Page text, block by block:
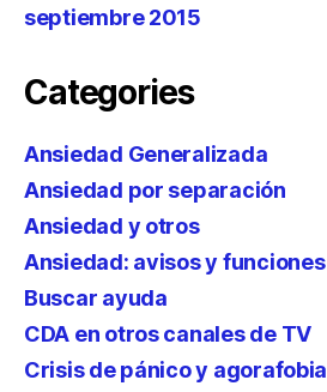
septiembre 2015
Categories
Ansiedad Generalizada
Ansiedad por separación
Ansiedad y otros
Ansiedad: avisos y funciones
Buscar ayuda
CDA en otros canales de TV
Crisis de pánico y agorafobia